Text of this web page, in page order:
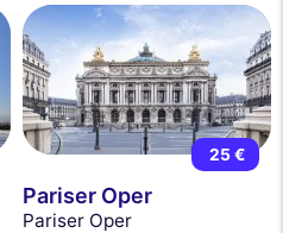
25 €
Pariser Oper
Pariser Oper